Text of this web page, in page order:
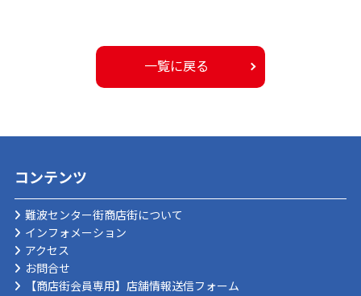
一覧に戻る
コンテンツ
難波センター街商店街について
インフォメーション
アクセス
お問合せ
【商店街会員専用】店舗情報送信フォーム